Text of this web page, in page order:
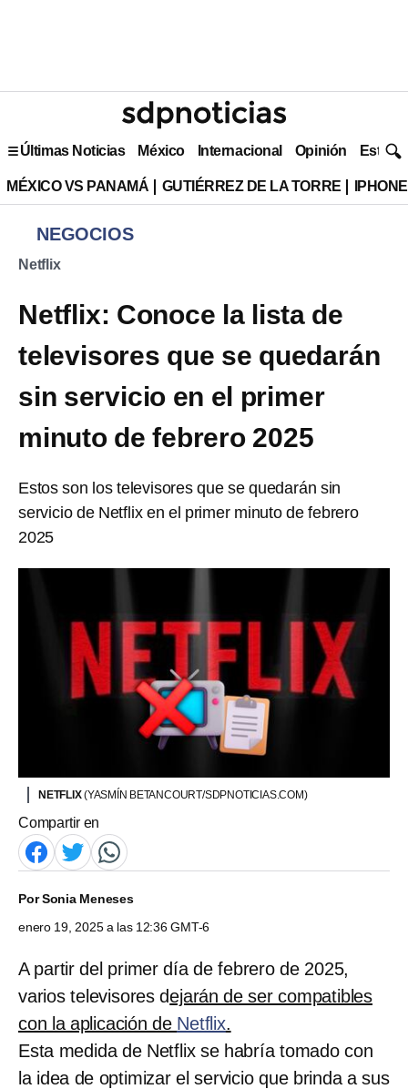
Últimas Noticias México Internacional Opinión Estilo
MÉXICO VS PANAMÁ GUTIÉRREZ DE LA TORRE
NEGOCIOS
Netflix
Netflix: Conoce la lista de
televisores que se quedarán
sin servicio en el primer
minuto de febrero 2025
Estos son los televisores que se quedarán sin
servicio de Netflix en el primer minuto de febrero
2025
NETFLIX(YASMÍN BETANCOURT/SDPNOTICIAS.COM)
Compartir en
PorSonia Meneses
enero 19, 2025 a las 12:36 GMT-6
A partir del primer día de febrero de 2025,
varios televisores dejarán de ser compatibles
con la aplicación de Netflix.
Esta medida de Netflix se habría tomado con
la idea de optimizar el servicio que brinda a sus